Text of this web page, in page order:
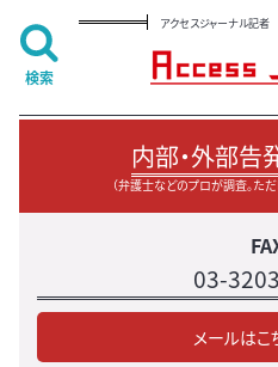
アクセスジャーナル記
内部・外部告
（弁護士などのプロが調査。た
03-
メールはこ
検索